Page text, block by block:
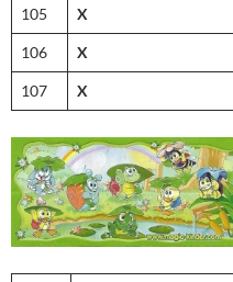
105 X
106 X
107 X